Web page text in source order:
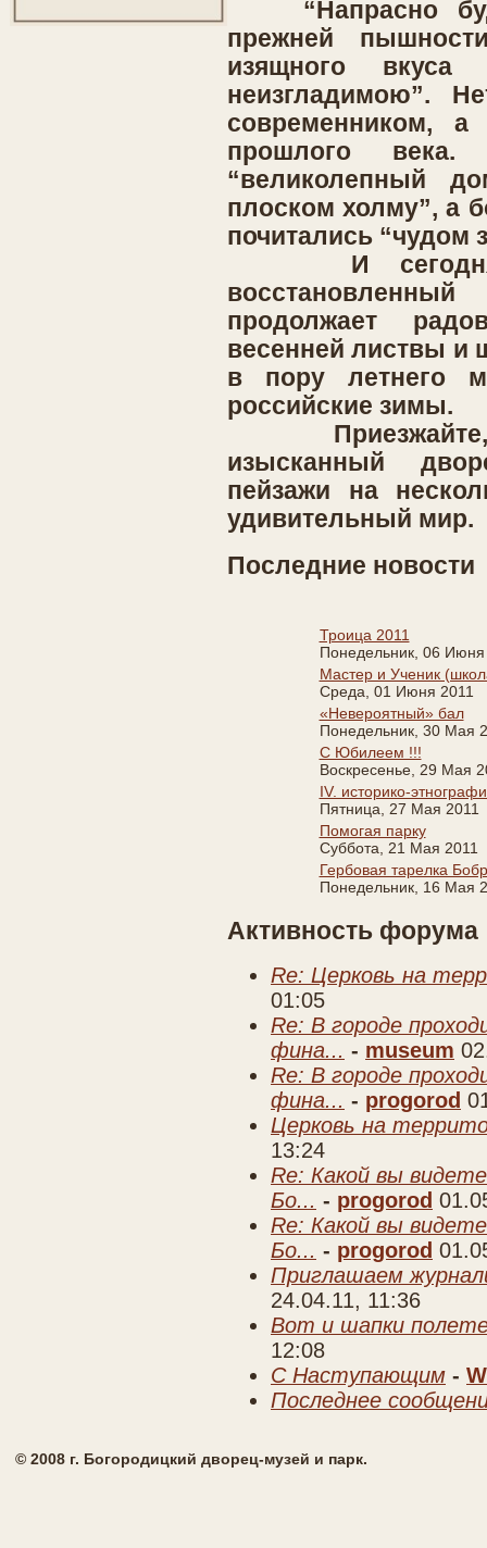
“Напрасно
прежней
изящного вкуса
неизгладимою”.
современником, а
прошлого
“великолепный
плоском холму”, а
почитались “чудом
И сегодня,
продолжает
весенней листвы и
в пору летнего
российские зимы.
Приезжайте, и
изысканный
пейзажи на
удивительный мир.
Последние новости
Троица 2011
Понедельник, 06 Июня
Мастер и Ученик
Среда, 01 Июня 2011
«Невероятный» бал
Понедельник, 30 Мая
С Юбилеем !!!
Воскресенье, 29 Мая
IV. историко-
Пятница, 27 Мая 2011
Помогая парку
Суббота, 21 Мая 2011
Гербовая тарелка
Понедельник, 16 Мая
Активность форума
Re: Церковь на
01:05
Re: В городе
фина... - museum
Re: В городе
фина... - progorod
Церковь на
13:24
Re: Какой вы
Бо... - progorod
Re: Какой вы
Бо... - progorod
Приглашаем
24.04.11, 11:36
Вот и шапки
12:08
C Наступающим -
Последнее
© 2008 г. Богородицкий дворец-музей и парк.